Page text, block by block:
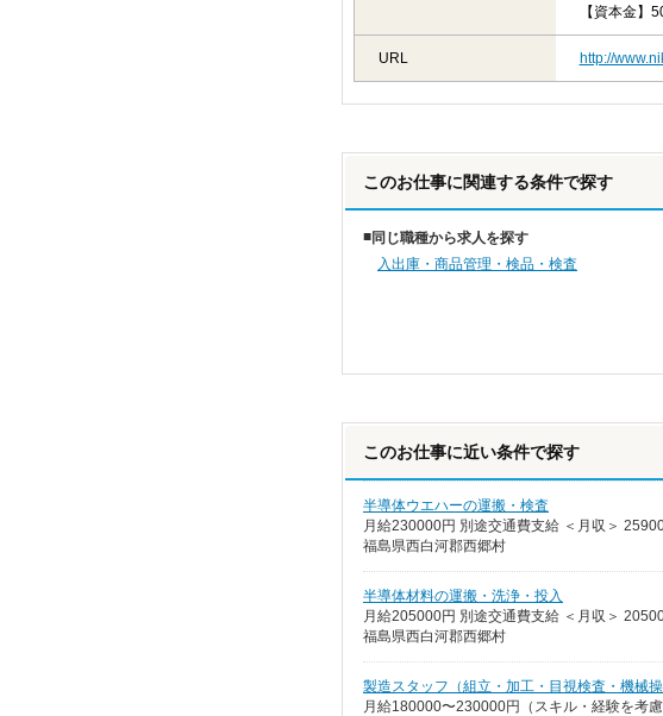
【資本金】
URL http://
このお仕事に関連する条件で探す
同じ職種から求人を探す
入出庫・商品管理・検品・検査
このお仕事に近い条件で探す
半導体ウエハーの運搬・検査
月給230000円 別途交通費支給 ＜月収＞
福島県西白河郡西郷村
半導体材料の運搬・洗浄・投入
月給205000円 別途交通費支給 ＜月収＞
福島県西白河郡西郷村
製造スタッフ（組立・加工・目視検査・機械操
月給180000〜230000円（スキル・経験を考慮